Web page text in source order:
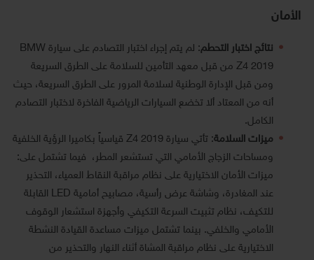
الأمان
نتائج اختبار التحطم
: لم يتم إجراء اختبار التصادم على سيارة BMW
Z4 2019 من قبل معهد التأمين للسلامة على الطرق السريعة
ومن قبل الإدارة الوطنية لسلامة المرور على الطرق السريعة، حيث
أنه من المعتاد ألا تخضع السيارات الرياضية الفاخرة لاختبار التصادم
الكامل.
ميزات السلامة
: تأتي سيارة Z4 2019 قياسياً بكاميرا الرؤية الخلفية
ومساحات الزجاج الأمامي التي تستشعر المطر، فيما تشتمل على:
ميزات الأمان الاختيارية على نظام مراقبة النقاط العمياء، التحذير
عند المغادرة، وشاشة عرض رأسية، مصابيح أمامية LED القابلة
للتكيف، نظام تثبيت السرعة التكيفي وأجهزة استشعار الوقوف
الأمامي والخلفي. بينما تشتمل ميزات مساعدة القيادة النشطة
الاختيارية على نظام مراقبة المشاة أثناء النهار والتحذير من